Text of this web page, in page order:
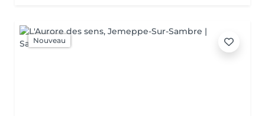
Nouveau